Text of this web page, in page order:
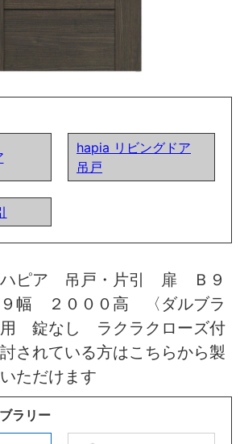
hapia リビングドア
吊戸
ピア 吊戸・片引 扉 Ｂ９
幅 ２０００高 〈ダルブラ
錠なし ラクラクローズ付
されている方はこちらから製
ただけます
ラリー